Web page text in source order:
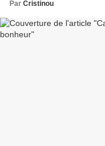
Par Cristinou